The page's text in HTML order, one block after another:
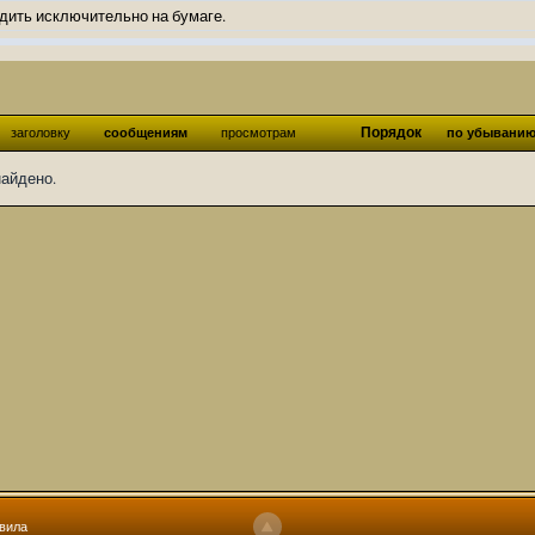
исключительно на бумаге.
и Ангелы из Ада были и будут только на бумаге.
Ангелов из Ада, а в электронном варианте нету вариантов?
какие, подскажите пожалуйста?)
аболетов на бусти:
раньше?
процесс не очень быстрый будет. Думаю в течении 1-2 месяцев
с телефона не очень удобно)
по ходу чтения правлю. Получается не совнлитературный перевод,
заголовку сообщениям просмотрам Порядок по убыванию